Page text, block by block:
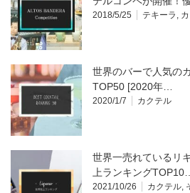
2018/5/25 テキーラ ,
世界のバーで人気の
TOP50 [2020年…
2020/1/7 カクテル
世界一売れているリ
上ランキングTOP10…
2021/10/26 カクテル,